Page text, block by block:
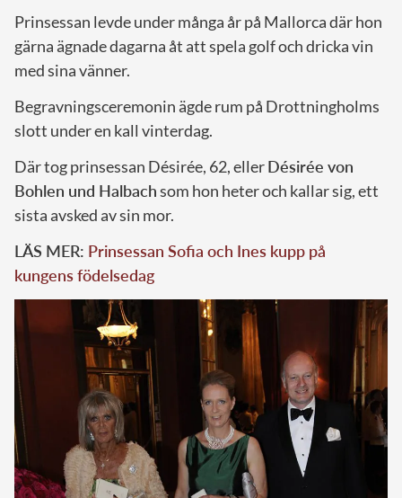
Prinsessan levde under många år på Mallorca där hon
gärna ägnade dagarna åt att spela golf och dricka vin
med sina vänner.
Begravningsceremonin ägde rum på Drottningholms
slott under en kall vinterdag.
Där tog prinsessan Désirée, 62, ellerDésirée von
Bohlen und Halbachsom hon heter och kallar sig, ett
sista avsked av sin mor.
LÄS MER: Prinsessan Sofia och Ines kupp på
kungens födelsedag